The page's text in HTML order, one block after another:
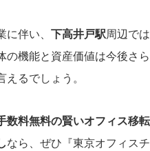
伴い、 下高井戸駅周辺で
の機能と資産価値は今後さ
るでしょう。
数料無料の賢いオフィス移
なら、ぜひ『東京オフィス